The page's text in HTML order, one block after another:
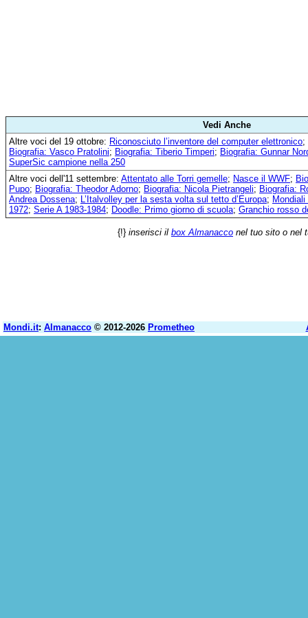
Vedi Anche
Altre voci del 19 ottobre: Riconosciuto l’inventore del computer elettronico;
Biografia: Vasco Pratolini; Biografia: Tiberio Timperi; Biografia: Gunnar
SuperSic campione nella 250
Altre voci dell'11 settembre: Attentato alle Torri gemelle; Nasce il WWF;
Pupo; Biografia: Theodor Adorno; Biografia: Nicola Pietrangeli; Biografia:
Andrea Dossena; L’Italvolley per la sesta volta sul tetto d’Europa;
1972; Serie A 1983-1984; Doodle: Primo giorno di scuola; Granchio rosso
{!} inserisci il box Almanacco nel tuo sito o nel
Mondi.it: Almanacco © 2012-2026 Prometheo